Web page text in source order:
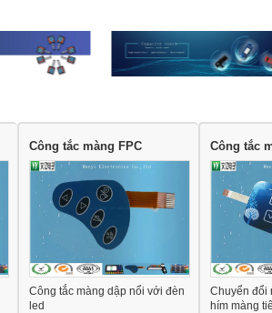
Công tắc màng FPC
Công tắc màng dập nổi với đèn
led
Công tắc
Chuyển đổi
hím màng